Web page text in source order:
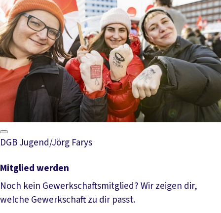
DGB Jugend/Jörg Farys
Mitglied werden
Noch kein Gewerkschaftsmitglied? Wir zeigen dir,
welche Gewerkschaft zu dir passt.